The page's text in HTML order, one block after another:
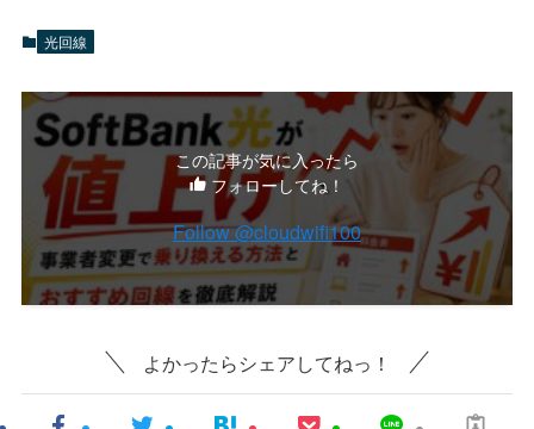
光回線
この記事が気に入ったら
フォローしてね！
Follow @cloudwifi100
よかったらシェアしてねっ！